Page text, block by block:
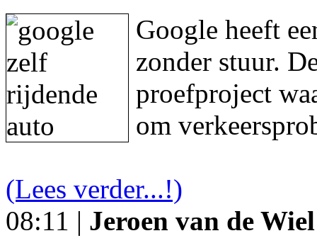
Google heeft
zonder stuur.
proefproject
om
(Lees verder...!)
08:11 | Jeroen van de Wiel